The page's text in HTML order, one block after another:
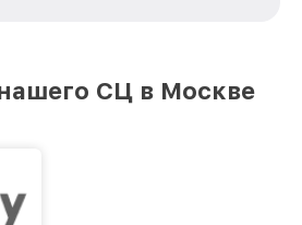
центром Infratech в
СЦ в Москве